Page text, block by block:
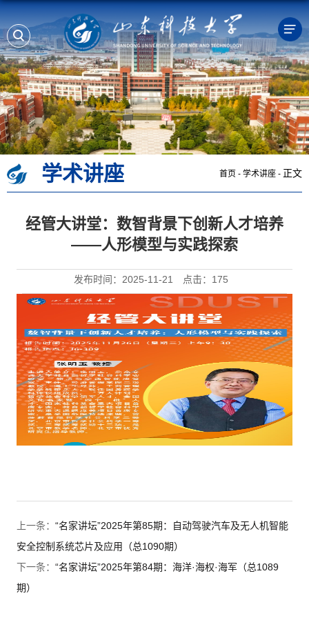
学术讲座 首页 - 学术讲座 - 正文
经管大讲堂：数智背景下创新人才培养
——人形模型与实践探索
发布时间：2025-11-21 点击： 175
上一条：“名家讲坛”2025年第85期：自动驾驶汽车及无人机智能
安全控制系统芯片及应用（总1090期）
下一条：“名家讲坛”2025年第84期：海洋·海权·海军（总1089
期）